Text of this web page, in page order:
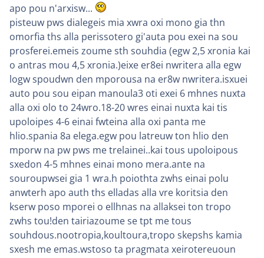
apo pou n'arxisw...
pisteuw pws dialegeis mia xwra oxi mono gia thn
omorfia ths alla perissotero gi'auta pou exei na sou
prosferei.emeis zoume sth souhdia (egw 2,5 xronia kai
o antras mou 4,5 xronia.)eixe er8ei nwritera alla egw
logw spoudwn den mporousa na er8w nwritera.isxuei
auto pou sou eipan manoula3 oti exei 6 mhnes nuxta
alla oxi olo to 24wro.18-20 wres einai nuxta kai tis
upoloipes 4-6 einai fwteina alla oxi panta me
hlio.spania 8a elega.egw pou latreuw ton hlio den
mporw na pw pws me trelainei..kai tous upoloipous
sxedon 4-5 mhnes einai mono mera.ante na
souroupwsei gia 1 wra.h poiothta zwhs einai polu
anwterh apo auth ths elladas alla vre koritsia den
kserw poso mporei o ellhnas na allaksei ton tropo
zwhs tou!den tairiazoume se tpt me tous
souhdous.nootropia,koultoura,tropo skepshs kamia
sxesh me emas.wstoso ta pragmata xeirotereuoun